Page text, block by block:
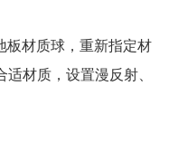
板材质球，重新指定材
材质，设置漫反射、